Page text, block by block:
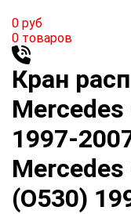
0 руб
0 товаров
Кран
Mercedes
1997-
(O530)